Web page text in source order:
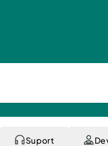
Suport